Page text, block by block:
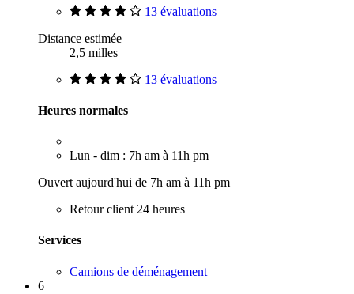
13 évaluations
Distance estimée
2,5 milles
13 évaluations
Heures normales
Lun - dim : 7h am à 11h pm
Ouvert aujourd'hui de 7h am à 11h pm
Retour client 24 heures
Services
Camions de déménagement
6